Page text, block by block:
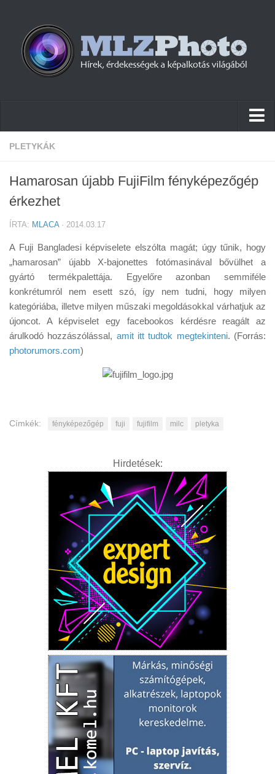
Hírek
Cikkek
Tudástár
Tanácsok
Érdekességek
Helyszíni Riport
E-BB
PLETYKÁK
Hamarosan újabb FujiFilm fényképezőgép
érkezhet
ÍRTA: MLACA· 2014.03.17
A Fuji Bangladesi képviselete elszólta magát; úgy tűnik, hogy
„hamarosan” újabb X-bajonettes fotómasinával bővülhet a
gyártó termékpalettája. Egyelőre azonban semmiféle
konkrétumról nem esett szó, így nem tudni, hogy milyen
kategóriába, illetve milyen műszaki megoldásokkal várhatjuk az
újoncot. A képviselet egy facebookos kérdésre reagált az
árulkodó hozzászólással, amit itt tudtok megtekinteni. (Forrás:
photorumors.com)
Címkék: fényképezőgép fuji fujifilm milc pletyka
Hirdetések: